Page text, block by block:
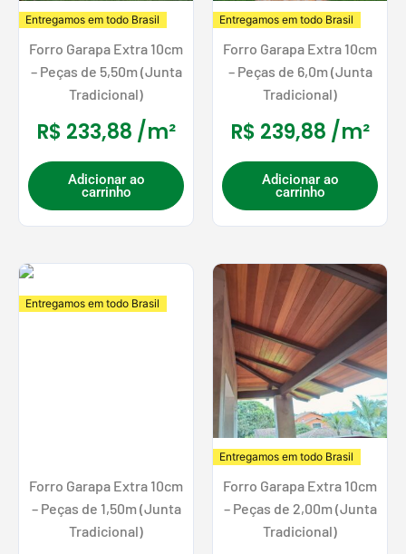
Entregamos em todo Brasil
Forro Garapa Extra 10cm
– Peças de 5,50m (Junta
Tradicional)
R$ 233,88 /m²
Adicionar ao
carrinho
Entregamos em todo Brasil
Forro Garapa Extra 10cm
– Peças de 6,0m (Junta
Tradicional)
R$ 239,88 /m²
Adicionar ao
carrinho
Entregamos em todo Brasil
Forro Garapa Extra 10cm
– Peças de 1,50m (Junta
Tradicional)
Entregamos em todo Brasil
Forro Garapa Extra 10cm
– Peças de 2,00m (Junta
Tradicional)